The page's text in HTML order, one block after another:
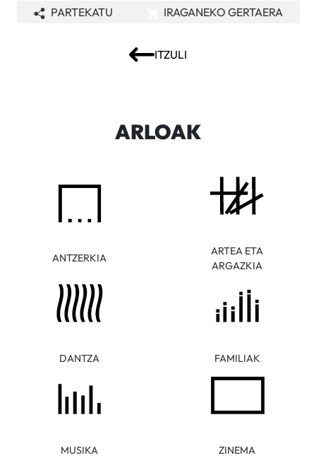
ITZULI
PARTEKATU IRAGANEKO GERTAERA
ARLOAK
ANTZERKIA
ARTEA ETA
ARGAZKIA
DANTZA FAMILIAK
MUSIKA ZINEMA